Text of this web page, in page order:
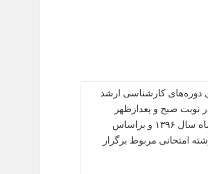
دوره‌های‌ کارشناسی‌ ارشد
امتحانی‌ در نوبت صبح و بعدازظهر
روزهای پنجشنبه و جمعه مورخ ۷ و ۸ اردیبهشت ‌ماه سال ۱۳۹۶ و براساس
امتحانی مربوط برگزار